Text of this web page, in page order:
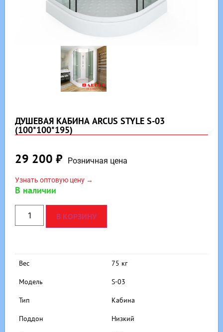
ДУШЕВАЯ КАБИНА ARCUS STYLE S-03
(100*100*195)
29 200 ₽ Розничная цена
Узнать оптовую цену →
В наличии
В КОРЗИНУ
Вес 75 кг
Модель S-03
Тип Кабина
Поддон Низкий